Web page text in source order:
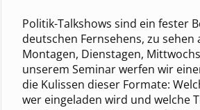
Politik-Talkshows sind ein fester
deutschen Fernsehens, zu sehen
Montagen, Dienstagen,
unserem Seminar werfen wir
die Kulissen dieser Formate:
wer eingeladen wird und welche